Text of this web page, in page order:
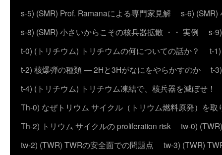
s-5) (SMR) Prof. Ramanaによる専門家見解
s-6) (SMR)
s-8) (SMR) 小さいからこその核兵器拡散 ・・ 実例
s-
t-0) (トリチウム) トリチウムの何についての話か？
t-
t-2) 核爆弾の種類 ― 2Hと3Hがなにをやらかすのか
t-
t-4) (トリチウム) トリチウム凍結で、核兵器を滅ぼせ！
Th-0) なぜトリウム サイクル（トリウム燃料原発）を取
Th-2) トリウム サイクルの proliferation risk
tw-0)
tw-2) (TWR) TWRの安全面での問題点
tw-3) (TWR)